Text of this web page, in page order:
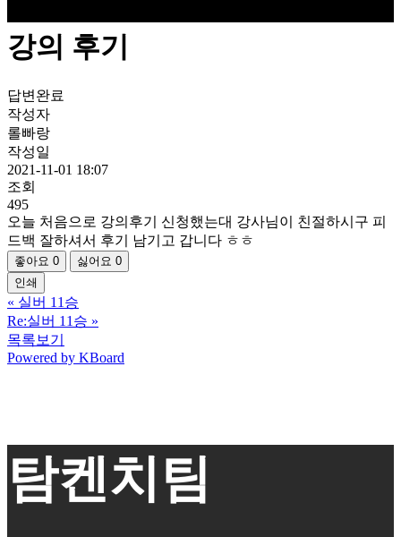
강의 후기
답변완료
작성자
롤빠랑
작성일
2021-11-01 18:07
조회
495
오늘 처음으로 강의후기 신청했는대 강사님이 친절하시구 피
드백 잘하셔서 후기 남기고 갑니다 ㅎㅎ
좋아요 0 싫어요 0
인쇄
« 실버 11승
Re:실버 11승 »
목록보기
Powered by KBoard
탐켄치팀